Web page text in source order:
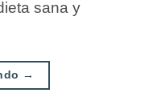
sana y
→